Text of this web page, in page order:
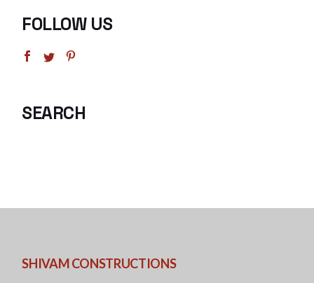
FOLLOW US
SEARCH
SHIVAM CONSTRUCTIONS